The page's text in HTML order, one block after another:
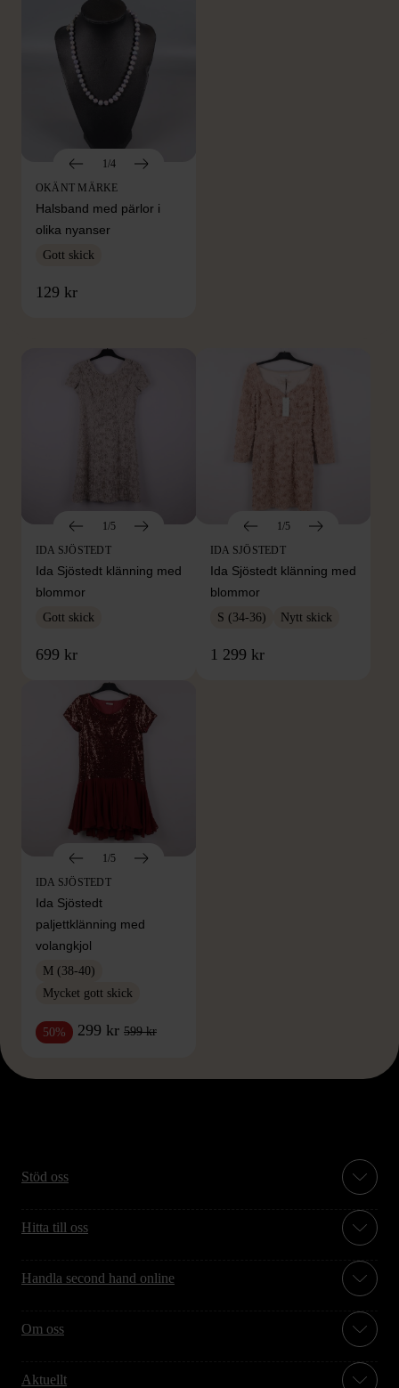
1/4
OKÄNT MÄRKE
Halsband med pärlor i
olika nyanser
Gott skick
129 kr
FRÅN SAMMA VARUMÄRKE
1/5
IDA SJÖSTEDT
Ida Sjöstedt klänning med
blommor
Gott skick
699 kr
1/5
IDA SJÖSTEDT
Ida Sjöstedt klänning med
blommor
S (34-36) Nytt skick
1 299 kr
1/5
IDA SJÖSTEDT
Ida Sjöstedt
paljettklänning med
volangkjol
M (38-40)
Mycket gott skick
50% 299 kr 599 kr
Stöd oss
Hitta till oss
Handla second hand online
Om oss
Aktuellt